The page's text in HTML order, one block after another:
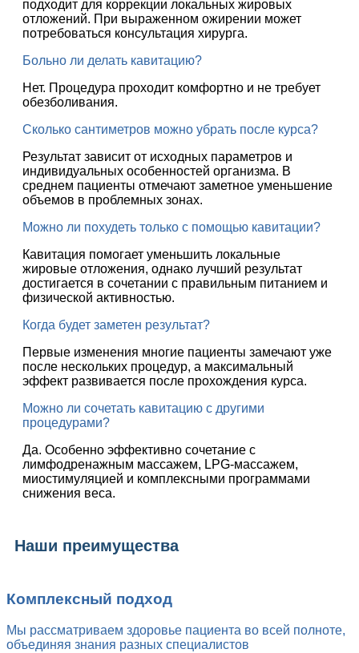
подходит для коррекции локальных жировых
отложений. При выраженном ожирении может
потребоваться консультация хирурга.
Больно ли делать кавитацию?
Нет. Процедура проходит комфортно и не требует
обезболивания.
Сколько сантиметров можно убрать после курса?
Результат зависит от исходных параметров и
индивидуальных особенностей организма. В
среднем пациенты отмечают заметное уменьшение
объемов в проблемных зонах.
Можно ли похудеть только с помощью кавитации?
Кавитация помогает уменьшить локальные
жировые отложения, однако лучший результат
достигается в сочетании с правильным питанием и
физической активностью.
Когда будет заметен результат?
Первые изменения многие пациенты замечают уже
после нескольких процедур, а максимальный
эффект развивается после прохождения курса.
Можно ли сочетать кавитацию с другими
процедурами?
Да. Особенно эффективно сочетание с
лимфодренажным массажем, LPG-массажем,
миостимуляцией и комплексными программами
снижения веса.
Наши преимущества
Комплексный подход
Мы рассматриваем здоровье пациента во всей полноте,
объединяя знания разных специалистов